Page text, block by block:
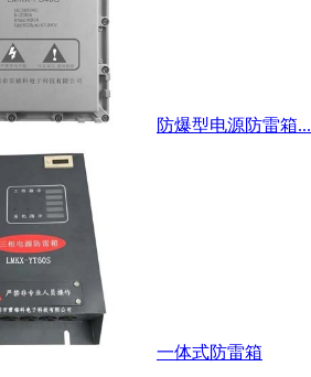
防爆型电源防雷箱...
一体式防雷箱